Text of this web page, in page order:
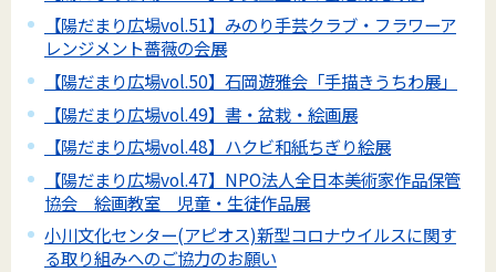
【陽だまり広場vol.51】みのり手芸クラブ・フラワーア
レンジメント薔薇の会展
【陽だまり広場vol.50】石岡遊雅会「手描きうちわ展」
【陽だまり広場vol.49】書・盆栽・絵画展
【陽だまり広場vol.48】ハクビ和紙ちぎり絵展
【陽だまり広場vol.47】NPO法人全日本美術家作品保管
協会 絵画教室 児童・生徒作品展
小川文化センター(アピオス)新型コロナウイルスに関す
る取り組みへのご協力のお願い